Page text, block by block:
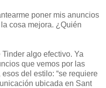
poner mis anuncios
cosa mejora. ¿Quién
algo efectivo. Ya
que vemos por las
del estilo: “se requiere
ubicada en Sant